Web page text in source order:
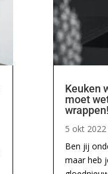
Keuken
moet
wrappen!
5 okt 2022
Ben jij
maar heb